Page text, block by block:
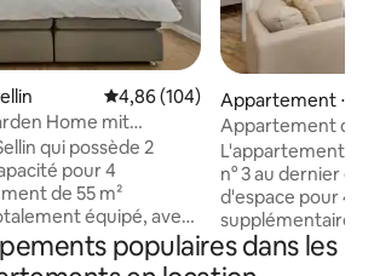
Évaluation moyenne sur la
4,86 (104)
Home mit
qui possède 2
pour 4
équipé, avec
700 m de la
Appartement ⋅
Appartement de
la station
L'appartement de
n° 3 au dernier
d'espace pour 4
supplémentaire
personnes. Les
balcon sud, un
populaires dans les